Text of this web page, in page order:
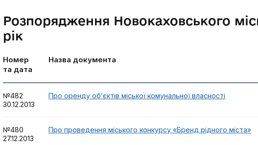
Розпорядження Новокаховського
рік
Номер
та дата
Назва документа
№482
30.12.2013
Про оренду об’єктів міської комунальної власності
№480
27.12.2013
Про проведення міського конкурсу «Бренд рідного міста»